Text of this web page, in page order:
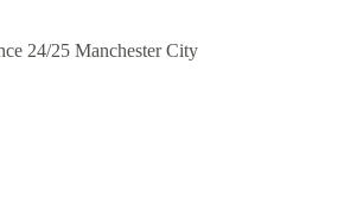
24/25 Manchester City